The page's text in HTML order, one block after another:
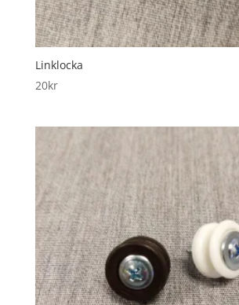
Linklocka
20kr